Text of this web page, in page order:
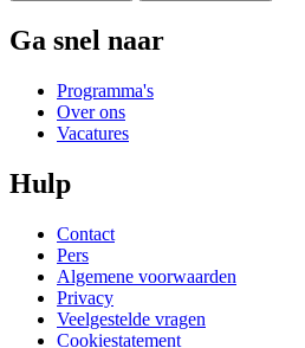
Ga snel naar
Programma's
Over ons
Vacatures
Hulp
Contact
Pers
Algemene voorwaarden
Privacy
Veelgestelde vragen
Cookiestatement